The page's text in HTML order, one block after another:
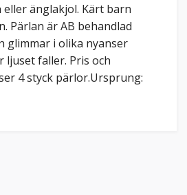
änglakjol. Kärt barn
Pärlan är AB behandlad
glimmar i olika nyanser
ljuset faller. Pris och
4 styck pärlor.Ursprung: